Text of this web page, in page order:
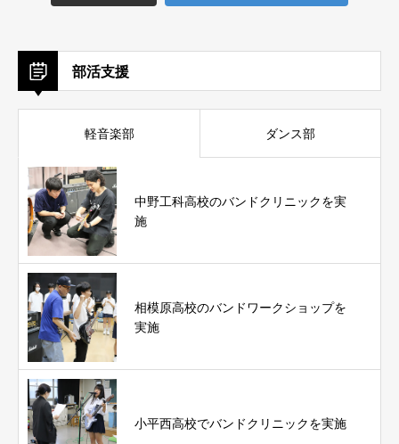
部活支援
軽音楽部 ダンス部
中野工科高校のバンドクリニックを実
施
相模原高校のバンドワークショップを
実施
小平西高校でバンドクリニックを実施